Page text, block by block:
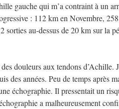
gauche qui m’a contraint à un
: 112 km en Novembre,
sorties au-dessus de 20 km sur la
douleurs aux tendons d’Achille.
des années. Peu de temps après
échographie. Il pressentait un
a malheureusement